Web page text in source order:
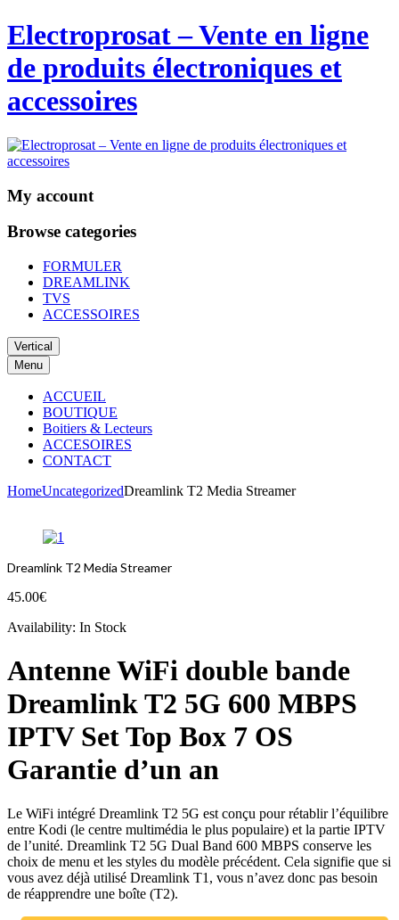
Electroprosat – Vente en ligne
de produits électroniques et
accessoires
My account
Browse categories
FORMULER
DREAMLINK
TVS
ACCESSOIRES
Vertical
Menu
ACCUEIL
BOUTIQUE
Boitiers & Lecteurs
ACCESOIRES
CONTACT
HomeUncategorizedDreamlink T2 Media Streamer
Dreamlink T2 Media Streamer
45.00€
Availability: In Stock
Antenne WiFi double bande
Dreamlink T2 5G 600 MBPS
IPTV Set Top Box 7 OS
Garantie d’un an
Le WiFi intégré Dreamlink T2 5G est conçu pour rétablir l’équilibre
entre Kodi (le centre multimédia le plus populaire) et la partie IPTV
de l’unité. Dreamlink T2 5G Dual Band 600 MBPS conserve les
choix de menu et les styles du modèle précédent. Cela signifie que si
vous avez déjà utilisé Dreamlink T1, vous n’avez donc pas besoin
de réapprendre une boîte (T2).